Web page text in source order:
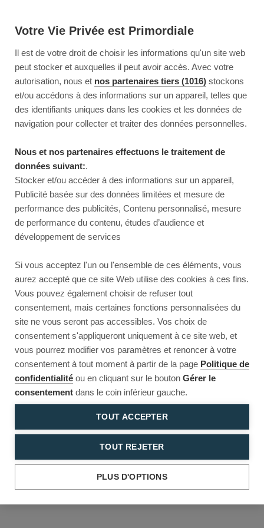
Votre Vie Privée est Primordiale
Il est de votre droit de choisir les informations qu'un site web
peut stocker et auxquelles il peut avoir accès. Avec votre
autorisation, nous et nos partenaires tiers (1016) stockons
et/ou accédons à des informations sur un appareil, telles que
des identifiants uniques dans les cookies et les données de
navigation pour collecter et traiter des données personnelles.
Nous et nos partenaires effectuons le traitement de
données suivant:.
Stocker et/ou accéder à des informations sur un appareil,
Publicité basée sur des données limitées et mesure de
performance des publicités, Contenu personnalisé, mesure
de performance du contenu, études d’audience et
développement de services
Si vous acceptez l'un ou l'ensemble de ces éléments, vous
aurez accepté que ce site Web utilise des cookies à ces fins.
Vous pouvez également choisir de refuser tout
consentement, mais certaines fonctions personnalisées du
site ne vous seront pas accessibles. Vos choix de
consentement s'appliqueront uniquement à ce site web, et
vous pourrez modifier vos paramètres et renoncer à votre
consentement à tout moment à partir de la page Politique de
confidentialité ou en cliquant sur le bouton Gérer le
consentement dans le coin inférieur gauche.
TOUT ACCEPTER
TOUT REJETER
PLUS D'OPTIONS
Reload to try again, or go back.
Reload Back